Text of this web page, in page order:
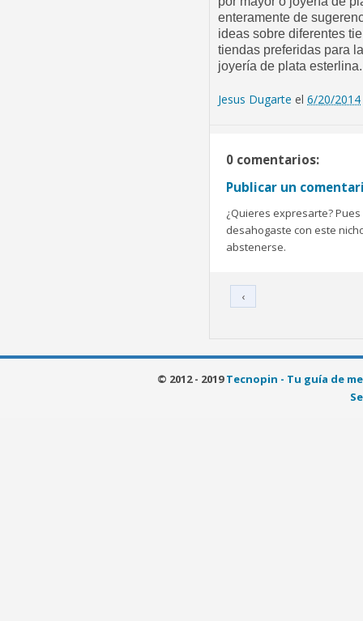
enteramente de
ideas sobre diferentes
tiendas preferidas para
joyería de plata esterlina.
Jesus Dugarte el 6/20/2014
0 comentarios:
Publicar un
¿Quieres expresarte?
desahogaste con este
abstenerse.
‹
© 2012 - 2019Tecnopin - Tu guía de